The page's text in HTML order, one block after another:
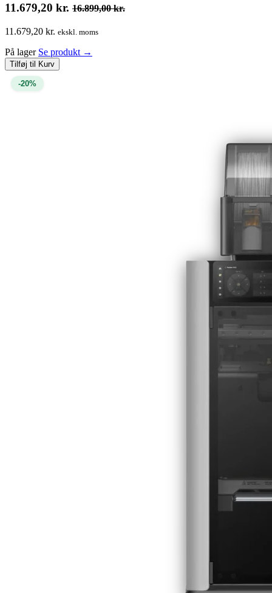
11.679,20 kr. 16.899,00kr.
11.679,20 kr. ekskl. moms
På lager Se produkt →
Tilføj til Kurv
-20%